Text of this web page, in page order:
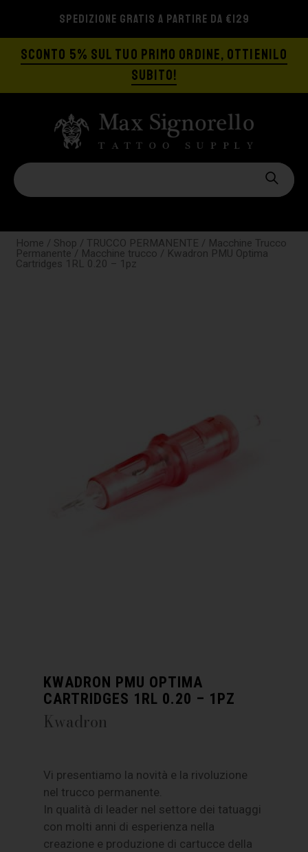
SPEDIZIONE GRATIS A PARTIRE DA €129
SCONTO 5% SUL TUO PRIMO ORDINE, OTTIENILO
SUBITO!
Home / Shop / TRUCCO PERMANENTE / Macchine Trucco
Permanente / Macchine trucco / Kwadron PMU Optima
Cartridges 1RL 0.20 – 1pz
KWADRON PMU OPTIMA
CARTRIDGES 1RL 0.20 – 1PZ
Kwadron
Vi presentiamo la novità e la rivoluzione
nel trucco permanente.
In qualità di leader nel settore dei tatuaggi
con molti anni di esperienza nella
creazione e produzione di cartucce della